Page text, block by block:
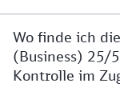
Wo finde ich
(Business) 25/
Kontrolle im